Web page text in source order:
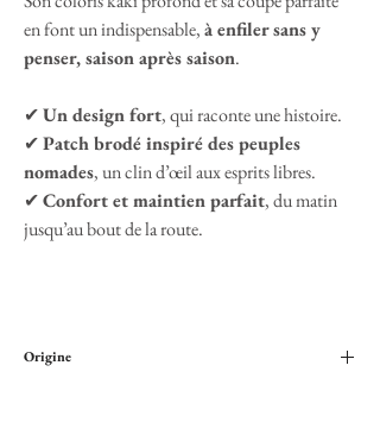
en font un indispensable,à enfiler sans y
penser, saison après saison.
✔Un design fort, qui raconte une histoire.
✔Patch brodé inspiré des peuples
nomades, un clin d’œil aux esprits libres.
✔Confort et maintien parfait, du matin
jusqu’au bout de la route.
Origine